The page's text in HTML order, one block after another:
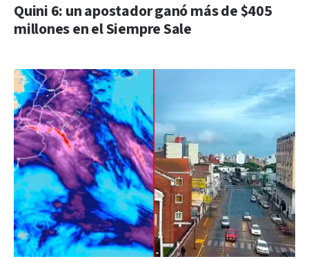
Quini 6: un apostador ganó más de $405
millones en el Siempre Sale